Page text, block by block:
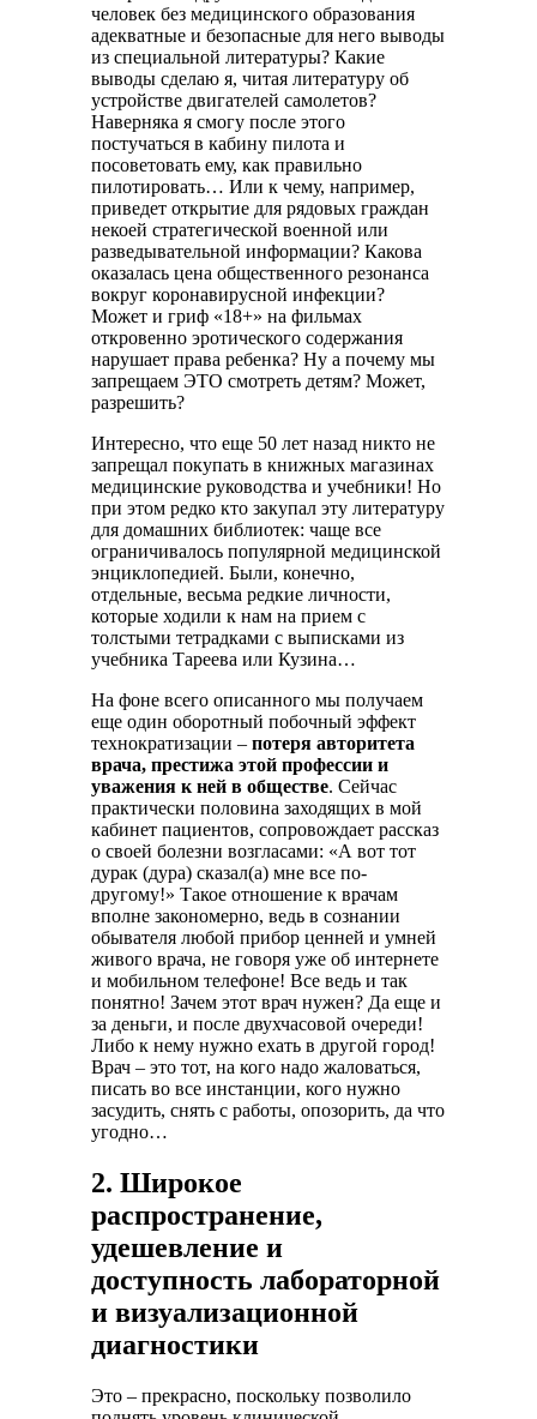
человек без медицинского образования
адекватные и безопасные для него выводы
из специальной литературы? Какие
выводы сделаю я, читая литературу об
устройстве двигателей самолетов?
Наверняка я смогу после этого
постучаться в кабину пилота и
посоветовать ему, как правильно
пилотировать… Или к чему, например,
приведет открытие для рядовых граждан
некоей стратегической военной или
разведывательной информации? Какова
оказалась цена общественного резонанса
вокруг коронавирусной инфекции?
Может и гриф «18+» на фильмах
откровенно эротического содержания
нарушает права ребенка? Ну а почему мы
запрещаем ЭТО смотреть детям? Может,
разрешить?
Интересно, что еще 50 лет назад никто не
запрещал покупать в книжных магазинах
медицинские руководства и учебники! Но
при этом редко кто закупал эту литературу
для домашних библиотек: чаще все
ограничивалось популярной медицинской
энциклопедией. Были, конечно,
отдельные, весьма редкие личности,
которые ходили к нам на прием с
толстыми тетрадками с выписками из
учебника Тареева или Кузина…
На фоне всего описанного мы получаем
еще один оборотный побочный эффект
технократизации –потеря авторитета
врача, престижа этой профессии и
уважения к ней в обществе. Сейчас
практически половина заходящих в мой
кабинет пациентов, сопровождает рассказ
о своей болезни возгласами: «А вот тот
дурак (дура) сказал(а) мне все по-
другому!» Такое отношение к врачам
вполне закономерно, ведь в сознании
обывателя любой прибор ценней и умней
живого врача, не говоря уже об интернете
и мобильном телефоне! Все ведь и так
понятно! Зачем этот врач нужен? Да еще и
за деньги, и после двухчасовой очереди!
Либо к нему нужно ехать в другой город!
Врач – это тот, на кого надо жаловаться,
писать во все инстанции, кого нужно
засудить, снять с работы, опозорить, да что
угодно…
2. Широкое
распространение,
удешевление и
доступность лабораторной
и визуализационной
диагностики
Это – прекрасно, поскольку позволило